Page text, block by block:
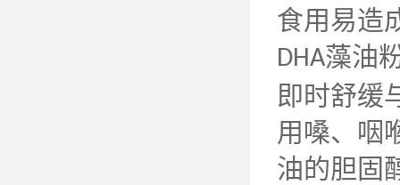
食用易造
DHA藻油
即时舒缓
用嗓、咽
油的胆固